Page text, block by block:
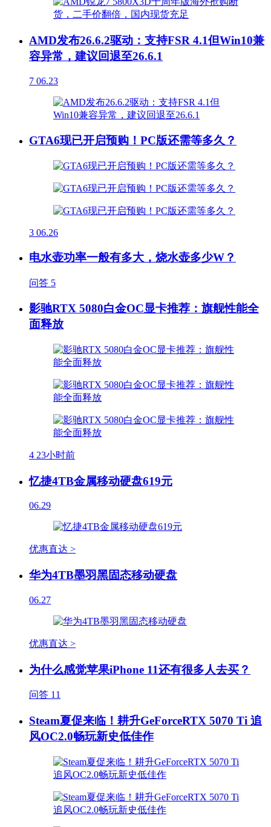
AMD发布26.6.2驱动：支持FSR 4.1但Win10兼
容异常，建议回退至26.6.1
7 06.23
GTA6现已开启预购！PC版还需等多久？
3 06.26
电水壶功率一般有多大，烧水壶多少W？
问答 5
影驰RTX 5080白金OC显卡推荐：旗舰性能全
面释放
4 23小时前
忆捷4TB金属移动硬盘619元
06.29
优惠直达 >
华为4TB墨羽黑固态移动硬盘
06.27
优惠直达 >
为什么感觉苹果iPhone 11还有很多人去买？
问答 11
Steam夏促来临！耕升GeForceRTX 5070 Ti 追
风OC2.0畅玩新史低佳作